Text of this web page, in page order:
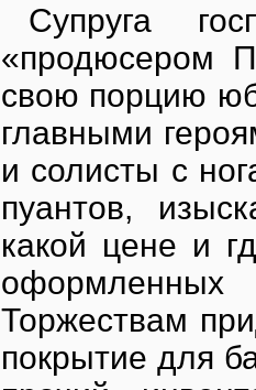
Супруга
«продюсером
свою порцию
главными
и солисты с
пуантов,
какой цене и
оформленных
Торжествам
покрытие для